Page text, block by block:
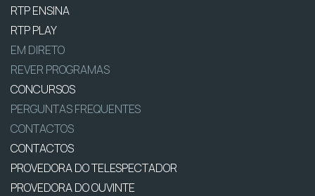
RTP ENSINA
RTP PLAY
EM DIRETO
REVER PROGRAMAS
CONCURSOS
PERGUNTAS FREQUENTES
CONTACTOS
CONTACTOS
PROVEDORA DO TELESPECTADOR
PROVEDORA DO OUVINTE